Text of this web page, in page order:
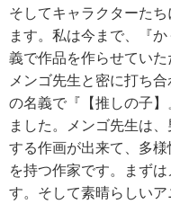
そしてキャラクターた
ます。私は今まで、『
義で作品を作らせてい
メンゴ先生と密に打ち
の名義で『【推しの子
ました。メンゴ先生は
する作画が出来て、多
を持つ作家です。まず
す。そして素晴らしい